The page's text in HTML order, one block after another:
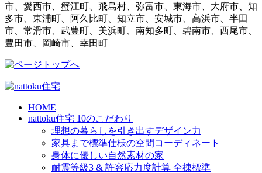
市、愛西市、蟹江町、飛島村、弥富市、東海市、大府市、知
多市、東浦町、阿久比町、知立市、安城市、高浜市、半田
市、常滑市、武豊町、美浜町、南知多町、碧南市、西尾市、
豊田市、岡崎市、幸田町
HOME
nattoku住宅 10のこだわり
理想の暮らしを引き出すデザイン力
家具まで標準仕様の空間コーディネート
身体に優しい自然素材の家
耐震等級3 & 許容応力度計算 全棟標準